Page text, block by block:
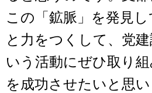
この「鉱脈」を発見
と力をつくして、党
いう活動にぜひ取り組
を成功させたいと思い